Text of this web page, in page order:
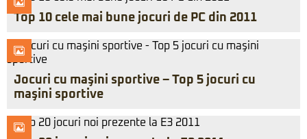
Top 10 cele mai bune jocuri de PC din 2011
Jocuri cu maşini sportive – Top 5 jocuri cu
maşini sportive